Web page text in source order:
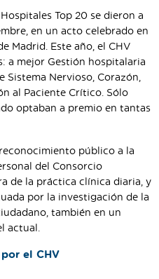
Top 20 se dieron a
en un acto celebrado en
Madrid. Este año, el CHV
a mejor Gestión hospitalaria
Sistema Nervioso, Corazón,
al Paciente Crítico. Sólo
optaban a premio en tantas
público a la
del Consorcio
de la práctica clínica diaria, y
por la investigación de la
también en un
actual.
el CHV